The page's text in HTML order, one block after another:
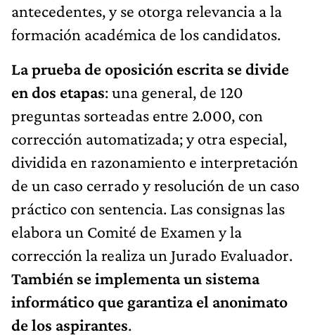
antecedentes, y se otorga relevancia a la
formación académica de los candidatos.
La prueba de oposición escrita se divide
en dos etapas: una general, de 120
preguntas sorteadas entre 2.000, con
corrección automatizada; y otra especial,
dividida en razonamiento e interpretación
de un caso cerrado y resolución de un caso
práctico con sentencia. Las consignas las
elabora un Comité de Examen y la
corrección la realiza un Jurado Evaluador.
También se implementa un sistema
informático que garantiza el anonimato
de los aspirantes.